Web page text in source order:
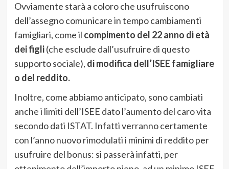
Ovviamente starà a coloro che usufruiscono
dell’assegno comunicare in tempo cambiamenti
famigliari, come il compimento del 22 anno di età
dei figli(che esclude dall’usufruire di questo
supporto sociale), di modifica dell’ISEE famigliare
o del reddito.
Inoltre, come abbiamo anticipato, sono cambiati
anche i limiti dell’ISEE dato l’aumento del caro vita
secondo dati ISTAT. Infatti verranno certamente
con l’anno nuovo rimodulati i minimi di reddito per
usufruire del bonus: si passerà infatti, per